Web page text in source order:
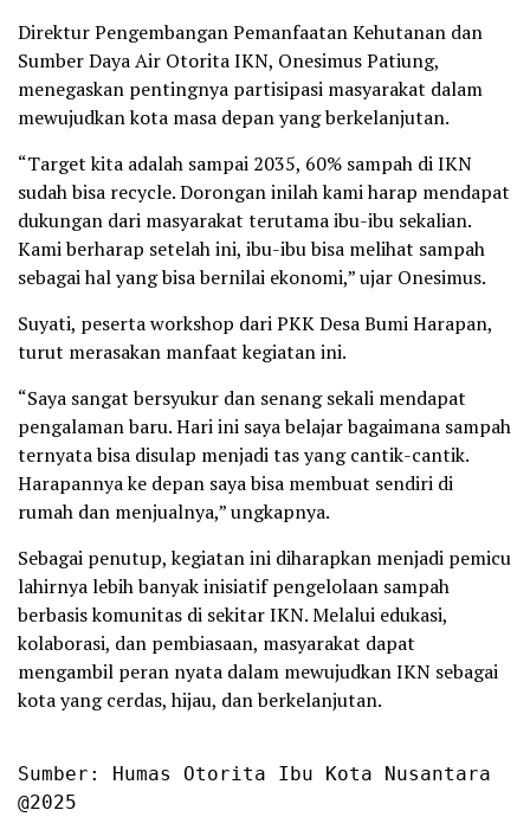
Direktur Pengembangan Pemanfaatan Kehutanan dan
Sumber Daya Air Otorita IKN, Onesimus Patiung,
menegaskan pentingnya partisipasi masyarakat dalam
mewujudkan kota masa depan yang berkelanjutan.
“Target kita adalah sampai 2035, 60% sampah di IKN
sudah bisa recycle. Dorongan inilah kami harap mendapat
dukungan dari masyarakat terutama ibu-ibu sekalian.
Kami berharap setelah ini, ibu-ibu bisa melihat sampah
sebagai hal yang bisa bernilai ekonomi,” ujar Onesimus.
Suyati, peserta workshop dari PKK Desa Bumi Harapan,
turut merasakan manfaat kegiatan ini.
“Saya sangat bersyukur dan senang sekali mendapat
pengalaman baru. Hari ini saya belajar bagaimana sampah
ternyata bisa disulap menjadi tas yang cantik-cantik.
Harapannya ke depan saya bisa membuat sendiri di
rumah dan menjualnya,” ungkapnya.
Sebagai penutup, kegiatan ini diharapkan menjadi pemicu
lahirnya lebih banyak inisiatif pengelolaan sampah
berbasis komunitas di sekitar IKN. Melalui edukasi,
kolaborasi, dan pembiasaan, masyarakat dapat
mengambil peran nyata dalam mewujudkan IKN sebagai
kota yang cerdas, hijau, dan berkelanjutan.
Sumber: Humas Otorita Ibu Kota Nusantara
@2025